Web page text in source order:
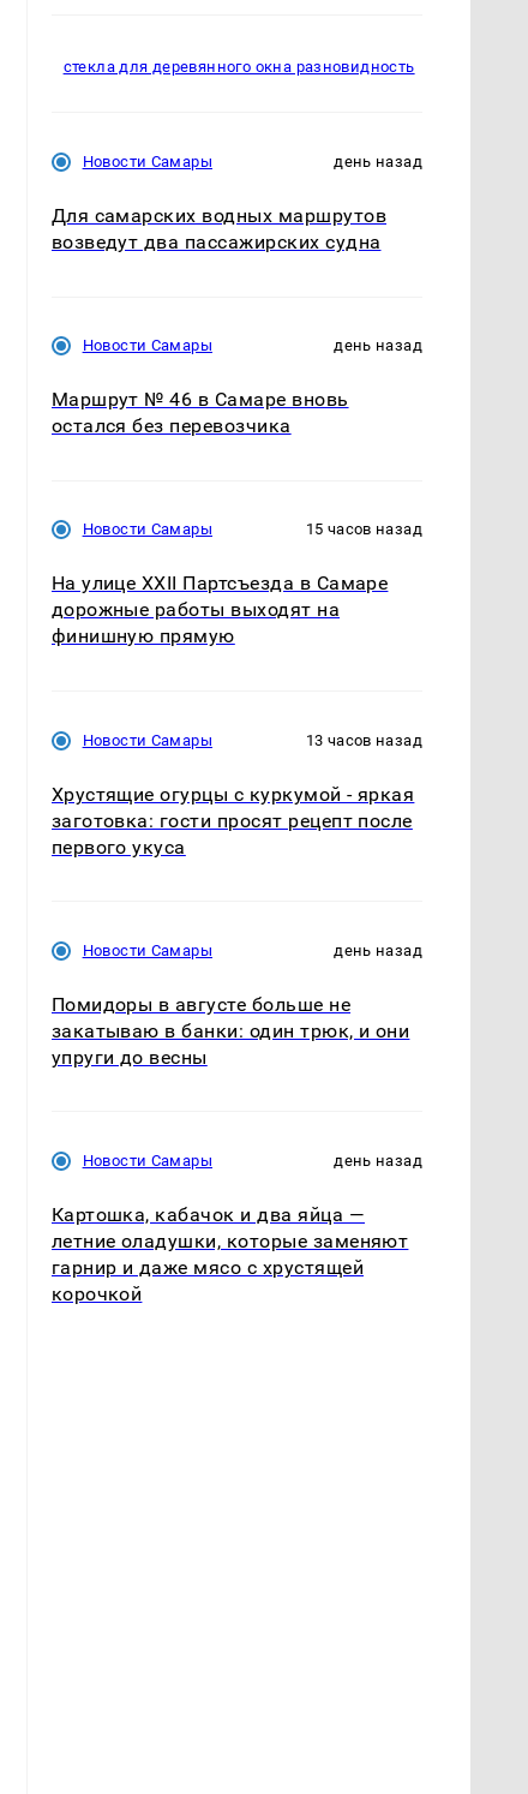
стекла для деревянного окна разновидность
Новости Самары день назад
Для самарских водных маршрутов
возведут два пассажирских судна
Новости Самары день назад
Маршрут № 46 в Самаре вновь
остался без перевозчика
Новости Самары 15 часов назад
На улице XXII Партсъезда в Самаре
дорожные работы выходят на
финишную прямую
Новости Самары 13 часов назад
Хрустящие огурцы с куркумой - яркая
заготовка: гости просят рецепт после
первого укуса
Новости Самары день назад
Помидоры в августе больше не
закатываю в банки: один трюк, и они
упруги до весны
Новости Самары день назад
Картошка, кабачок и два яйца —
летние оладушки, которые заменяют
гарнир и даже мясо с хрустящей
корочкой